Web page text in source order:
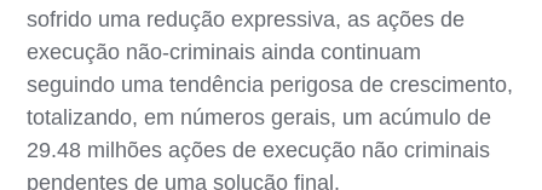
sofrido uma redução expressiva, as ações de
execução não-criminais ainda continuam
seguindo uma tendência perigosa de crescimento,
totalizando, em números gerais, um acúmulo de
29.48 milhões ações de execução não criminais
pendentes de uma solução final.